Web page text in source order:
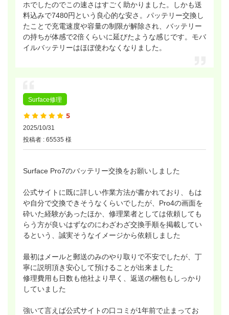
ホでしたのでこの速さはすごく助かりました。しかも送
料込みで7480円という良心的な安さ。パッテリー交換し
たことで充電速度や容量の制限が解除され、バッテリー
の持ちが体感で2倍くらいに延びたような感じです。モバ
イルバッテリーはほぼ使わなくなりました。
Surface修理
2025/10/31
投稿者 : 65535 様
Surface Pro7のバッテリー交換をお願いしました
公式サイトに既に詳しい作業方法が書かれており、もは
や自分で交換できそうなくらいでしたが、Pro4の画面を
砕いた経験があったほか、修理業者としては依頼しても
らう方が良いはずなのにわざわざ交換手順を掲載してい
るという、誠実そうなイメージから依頼しました
最初はメールと郵送のみのやり取りで不安でしたが、丁
寧に説明頂き安心して預けることが出来ました
修理費用も日数も他社より早く、返送の梱包もしっかり
していました
強いて言えば公式サイトの口コミが1年前で止まってお